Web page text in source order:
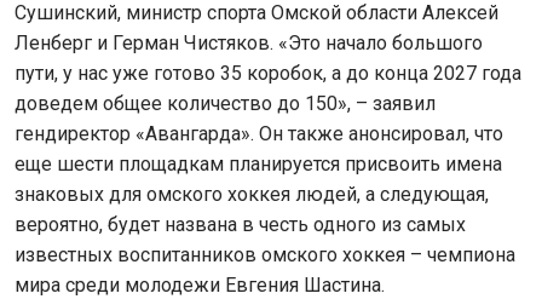
Сушинский, министр спорта Омской области Алексей
Ленберг и Герман Чистяков. «Это начало большого
пути, у нас уже готово 35 коробок, а до конца 2027 года
доведем общее количество до 150», – заявил
гендиректор «Авангарда». Он также анонсировал, что
еще шести площадкам планируется присвоить имена
знаковых для омского хоккея людей, а следующая,
вероятно, будет названа в честь одного из самых
известных воспитанников омского хоккея – чемпиона
мира среди молодежи Евгения Шастина.